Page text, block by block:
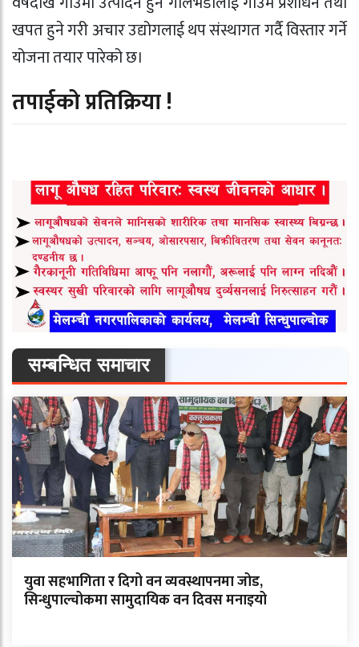
खपत हुने गरी अचार उद्योगलाई थप संस्थागत गर्दै विस्तार गर्ने
योजना तयार पारेको छ।
तपाईको प्रतिक्रिया !
सम्बन्धित समाचार
युवा सहभागिता र दिगो वन व्यवस्थापनमा जोड,
सिन्धुपाल्चोकमा सामुदायिक वन दिवस मनाइयो